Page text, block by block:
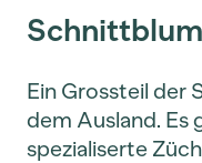
Ein Grossteil der
dem Ausland. Es
spezialiserte